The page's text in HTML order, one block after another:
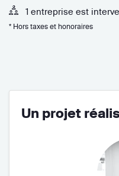
1 entreprise est
* Hors taxes et honoraires
Un projet